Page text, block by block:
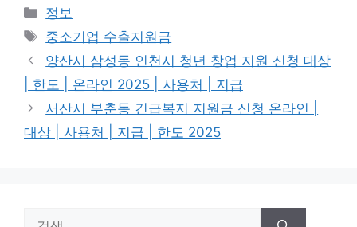
카
테
고
리
정보
태
그
중소기업 수출지원금
양산시 삼성동 인천시 청년 창업 지원 신청 대상
| 한도 | 온라인 2025 | 사용처 | 지급
서산시 부춘동 긴급복지 지원금 신청 온라인 |
대상 | 사용처 | 지급 | 한도 2025